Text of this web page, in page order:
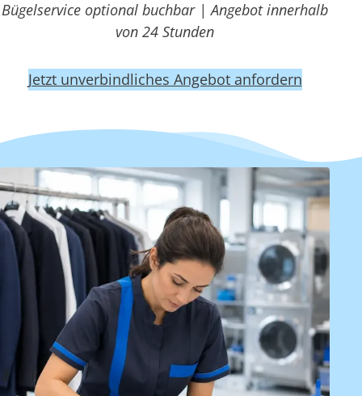
Bügelservice optional buchbar | Angebot innerhalb
von 24 Stunden
Jetzt unverbindliches Angebot anfordern